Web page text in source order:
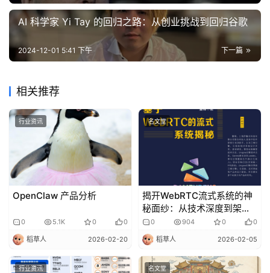
AI 科学家 Yi Tay 的回归之路：从创业挑战到回归谷歌
下一篇
2024-12-01 5:41 下午
相关推荐
行业资讯
OpenClaw 产品分析
0 5.1K 0 0
稻草人 2026-02-20
名文堂
揭开WebRTC流式系统的神
秘面纱：从技术深度到架构
创新
0 904 0 0
稻草人 2026-02-05
行业资讯 名文堂